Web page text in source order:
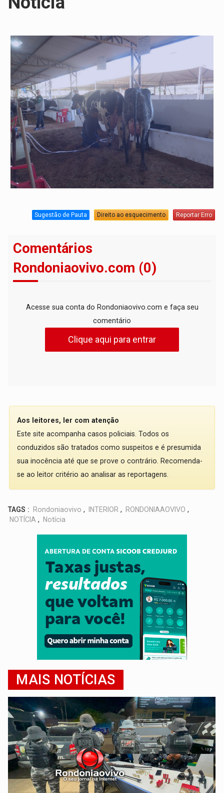
Sugestão de Pauta Direito ao esquecimento Reportar Erro
Comentários
Rondoniaovivo.com (0)
Acesse sua conta do Rondoniaovivo.com e faça seu
comentário
Clique aqui para entrar
Aos leitores, ler com atenção
Este site acompanha casos policiais. Todos os
conduzidos são tratados como suspeitos e é presumida
sua inocência até que se prove o contrário. Recomenda-
se ao leitor critério ao analisar as reportagens.
TAGS : Rondoniaovivo , INTERIOR , RONDONIAAOVIVO ,
NOTÍCIA , Notícia
MAIS NOTÍCIAS